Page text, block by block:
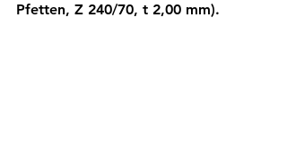
Pfetten, Z 240/70, t 2,00 mm).